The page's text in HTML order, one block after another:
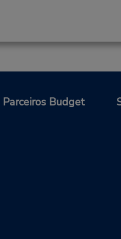
Parceiros Budget